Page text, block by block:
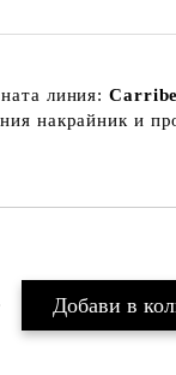
линия:
накрайник и